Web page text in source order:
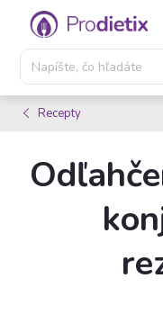
Prejsť
obsah
Recepty